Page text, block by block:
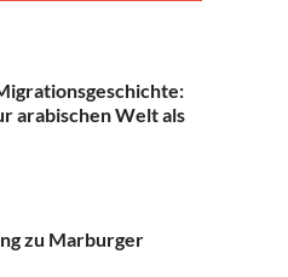
arabischen Welt als
zu Marburger